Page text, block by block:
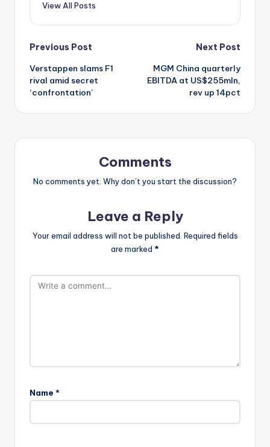
View All Posts
Post
navigation
Previous Post
Verstappen slams F1
rival amid secret
‘confrontation’
Next Post
MGM China quarterly
EBITDA at US$255mln,
rev up 14pct
Comments
No comments yet. Why don’t you start the discussion?
Leave a Reply
Your email address will not be published. Required fields
are marked *
Name *